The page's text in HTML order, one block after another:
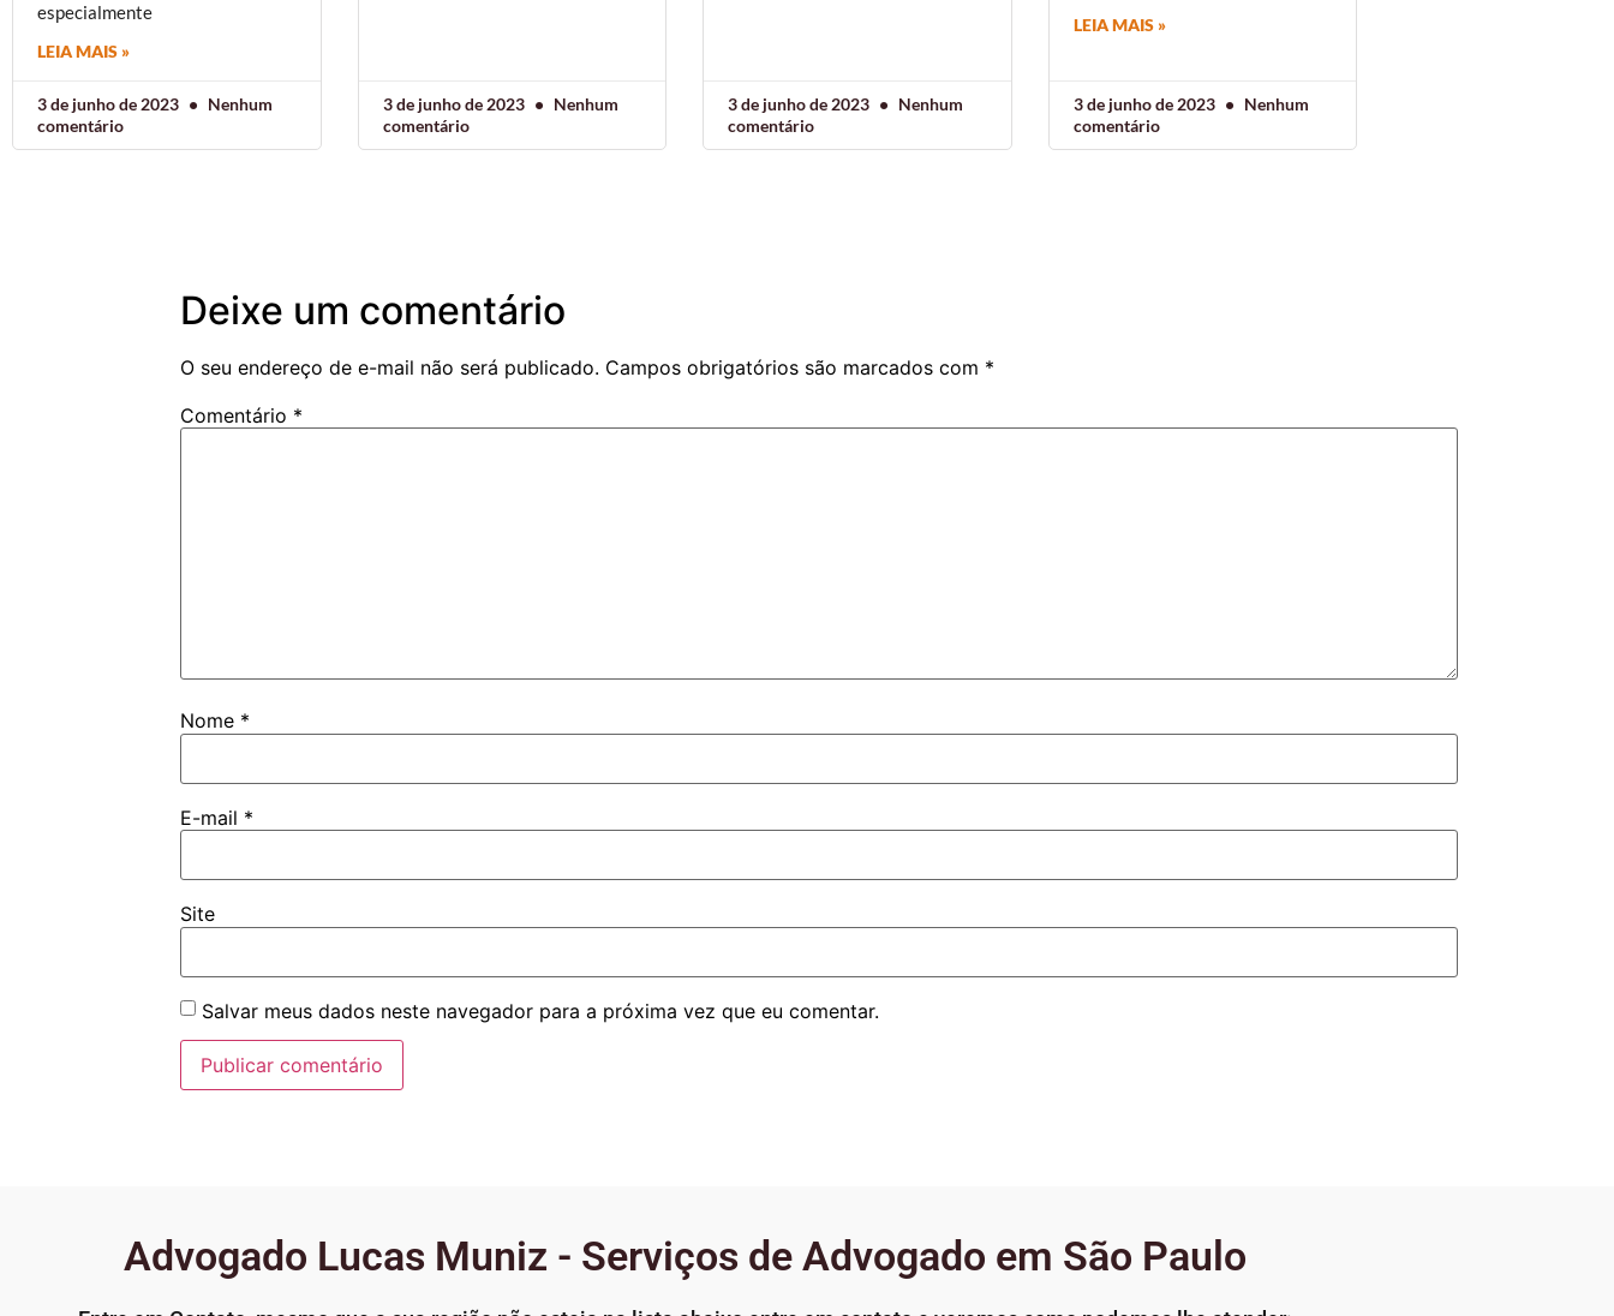
especialmente
LEIA MAIS »
3 de junho de 2023
Nenhum
comentário
3 de junho de 2023
Nenhum
comentário
3 de junho de 2023
Nenhum
comentário
LEIA MAIS »
3 de junho de 2023
Nenhum
comentário
Deixe um comentário
O seu endereço de e-mail não será publicado. Campos obrigatórios são marcados com *
Comentário *
Nome *
E-mail *
Site
Salvar meus dados neste navegador para a próxima vez que eu comentar.
Advogado Lucas Muniz - Serviços de Advogado em São Paulo